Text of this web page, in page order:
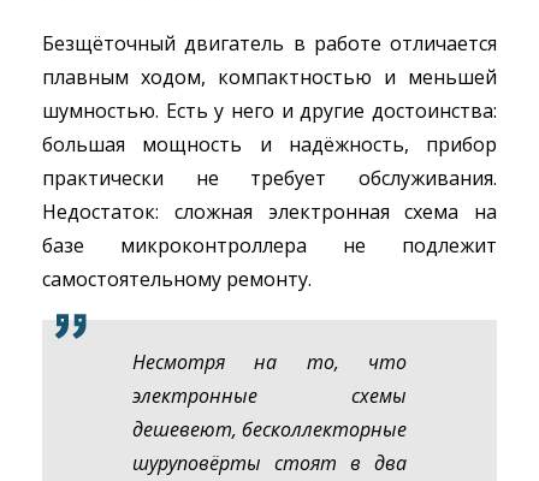
Безщёточный двигатель в работе отличается
плавным ходом, компактностью и меньшей
шумностью. Есть у него и другие достоинства:
большая мощность и надёжность, прибор
практически не требует обслуживания.
Недостаток: сложная электронная схема на
базе микроконтроллера не подлежит
самостоятельному ремонту.
Несмотря на то, что
электронные схемы
дешевеют, бесколлекторные
шуруповёрты стоят в два